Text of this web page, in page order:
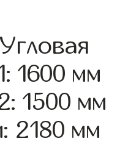
1600 мм
1500 мм
2180 мм